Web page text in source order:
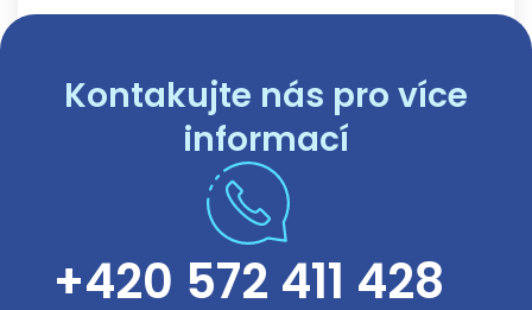
Přizpůsobit
Kontakujte nás pro více
informací
+420 572 411 428